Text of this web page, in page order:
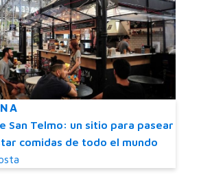
San Telmo: un sitio para pasear
comidas de todo el mundo